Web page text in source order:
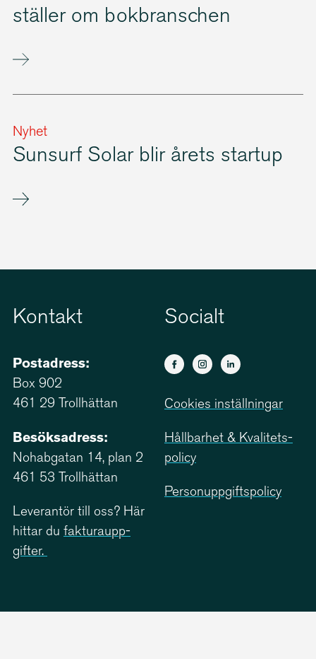
ställer om bokbranschen
Nyhet
Sunsurf Solar blir årets startup
Kontakt
Postadress:
Box 902
461 29 Trollhättan
Besöksadress:
Nohabgatan 14, plan 2
461 53 Trollhättan
Leverantör till oss? Här
hittar du faktu­ra­upp­
gifter.
Socialt
Cookies inställningar
Hållbarhet & Kvali­tets­
policy
Person­upp­giftspolicy